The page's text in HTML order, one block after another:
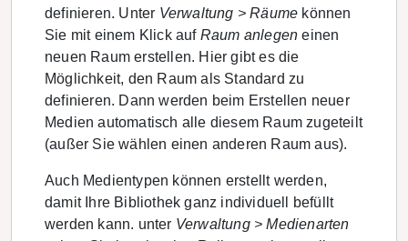
definieren. Unter Verwaltung > Räume können
Sie mit einem Klick auf Raum anlegen einen
neuen Raum erstellen. Hier gibt es die
Möglichkeit, den Raum als Standard zu
definieren. Dann werden beim Erstellen neuer
Medien automatisch alle diesem Raum zugeteilt
(außer Sie wählen einen anderen Raum aus).
Auch Medientypen können erstellt werden,
damit Ihre Bibliothek ganz individuell befüllt
werden kann. unter Verwaltung > Medienarten